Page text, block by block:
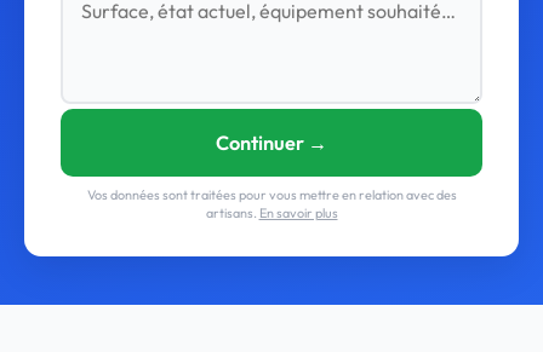
Continuer →
Vos données sont traitées pour vous mettre en relation avec des
artisans. En savoir plus